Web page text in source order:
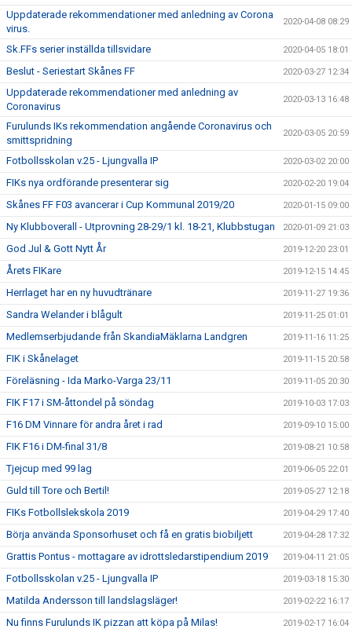
Uppdaterade rekommendationer med anledning av Corona
virus.
2020-04-08 08:29
Sk.FFs serier inställda tillsvidare 2020-04-05 18:01
Beslut - Seriestart Skånes FF 2020-03-27 12:34
Uppdaterade rekommendationer med anledning av
Coronavirus
2020-03-13 16:48
Furulunds IKs rekommendation angående Coronavirus och
smittspridning
2020-03-05 20:59
Fotbollsskolan v.25 - Ljungvalla IP 2020-03-02 20:00
FIKs nya ordförande presenterar sig 2020-02-20 19:04
Skånes FF F03 avancerar i Cup Kommunal 2019/20 2020-01-15 09:00
Ny Klubboverall - Utprovning 28-29/1 kl. 18-21, Klubbstugan 2020-01-09 21:03
God Jul & Gott Nytt År 2019-12-20 23:01
Årets FIKare 2019-12-15 14:45
Herrlaget har en ny huvudtränare 2019-11-27 19:36
Sandra Welander i blågult 2019-11-25 01:01
Medlemserbjudande från SkandiaMäklarna Landgren 2019-11-16 11:25
FIK i Skånelaget 2019-11-15 20:58
Föreläsning - Ida Marko-Varga 23/11 2019-11-05 20:30
FIK F17 i SM-åttondel på söndag 2019-10-03 17:03
F16 DM Vinnare för andra året i rad 2019-09-10 15:00
FIK F16 i DM-final 31/8 2019-08-21 10:58
Tjejcup med 99 lag 2019-06-05 22:01
Guld till Tore och Bertil! 2019-05-27 12:18
FIKs Fotbollslekskola 2019 2019-04-29 17:40
Börja använda Sponsorhuset och få en gratis biobiljett 2019-04-28 17:32
Grattis Pontus - mottagare av idrottsledarstipendium 2019 2019-04-11 21:05
Fotbollsskolan v.25 - Ljungvalla IP 2019-03-18 15:30
Matilda Andersson till landslagsläger! 2019-02-22 16:17
Nu finns Furulunds IK pizzan att köpa på Milas! 2019-02-17 16:04